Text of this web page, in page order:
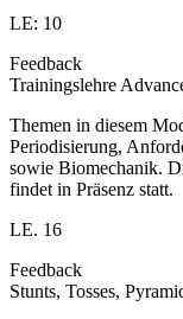
LE: 10
Feedback
Trainingslehre
Themen in diesem
Periodisierung,
sowie Biomechanik.
findet in Präsenz statt.
LE. 16
Feedback
Stunts, Tosses,